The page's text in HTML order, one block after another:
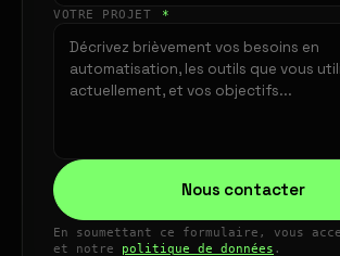
VOTRE PROJET *
Nous contacter
En soumettant ce formulaire, vous
et notre politique de données .